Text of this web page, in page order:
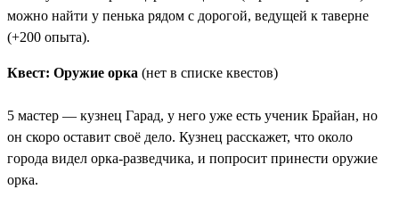
можно найти у пенька рядом с дорогой, ведущей к таверне
(+200 опыта).
Квест: Оружие орка (нет в списке квестов)
5 мастер — кузнец Гарад, у него уже есть ученик Брайан, но
он скоро оставит своё дело. Кузнец расскажет, что около
города видел орка-разведчика, и попросит принести оружие
орка.